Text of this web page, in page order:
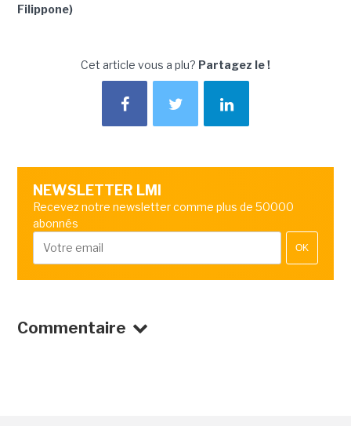
Filippone)
Cet article vous a plu? Partagez le !
NEWSLETTER LMI
Recevez notre newsletter comme plus de 50000
abonnés
OK
Commentaire